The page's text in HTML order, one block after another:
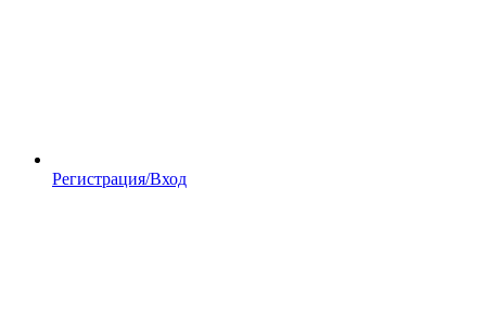
Регистрация/Вход